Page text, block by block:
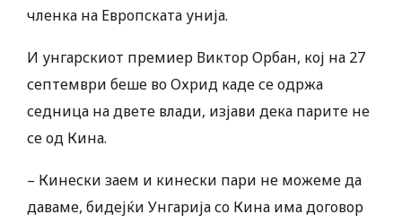
членка на Европската унија.
И унгарскиот премиер Виктор Орбан, кој на 27
септември беше во Охрид каде се одржа
седница на двете влади, изјави дека парите не
се од Кина.
– Кинески заем и кинески пари не можеме да
даваме, бидејќи Унгарија со Кина има договор